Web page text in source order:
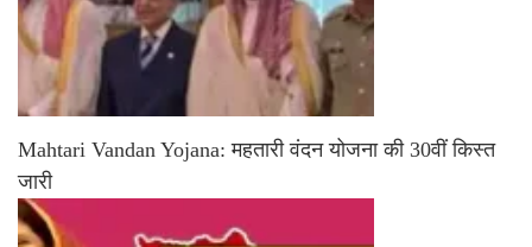
Mahtari Vandan Yojana: महतारी वंदन योजना की 30वीं किस्त
जारी